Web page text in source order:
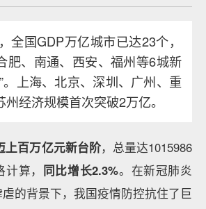
全国GDP万亿城市已达23个，
肥、南通、西安、福州等6城新
。上海、北京、深圳、广州、重
经济规模首次突破2万亿。
上百万亿元新台阶，总量达1015986
算， 同比增长2.3%。在新冠肺炎
的背景下，我国疫情防控抗住了巨